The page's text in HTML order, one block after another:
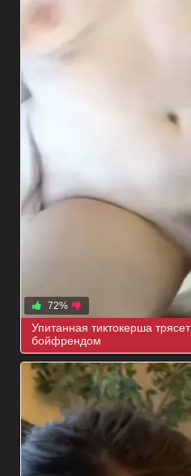
72%
Упитанная тиктокерша
бойфрендом